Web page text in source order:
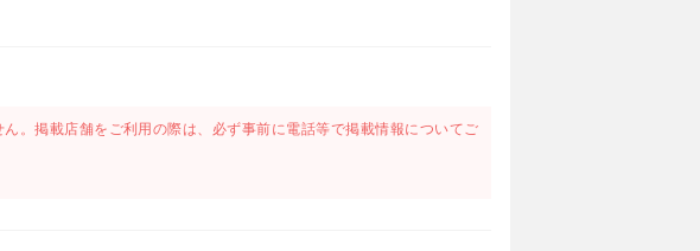
。掲載店舗をご利用の際は、必ず事前に電話等で掲載情報についてご